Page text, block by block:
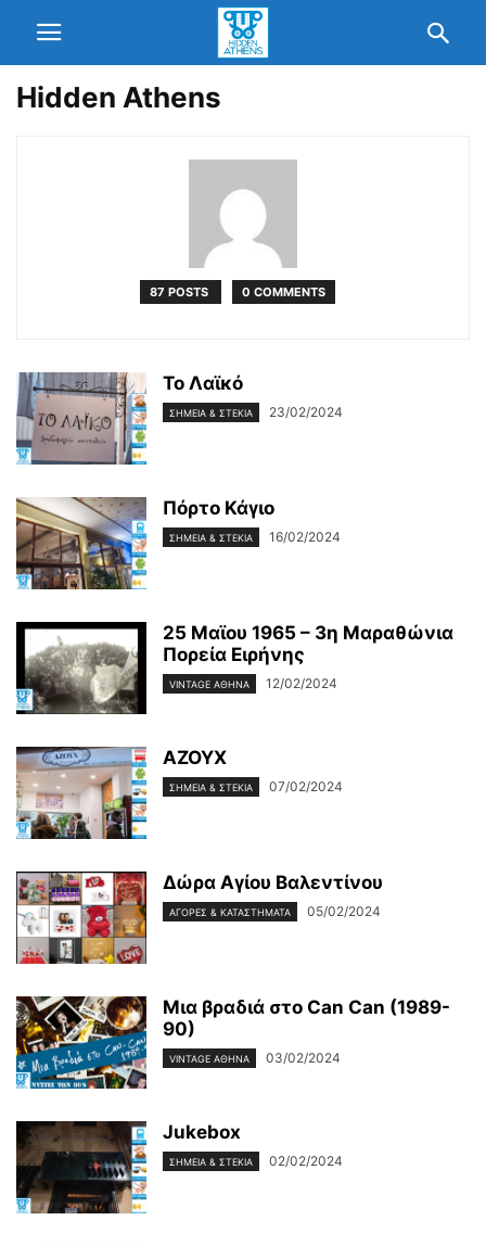
Hidden Athens
87 POSTS 0 COMMENTS
Το Λαϊκό
ΣΗΜΕΊΑ & ΣΤΈΚΙΑ 23/02/2024
Πόρτο Κάγιο
ΣΗΜΕΊΑ & ΣΤΈΚΙΑ 16/02/2024
25 Μαϊου 1965 – 3η Μαραθώνια
Πορεία Ειρήνης
VINTAGE ΑΘΉΝΑ 12/02/2024
ΑΖΟΥΧ
ΣΗΜΕΊΑ & ΣΤΈΚΙΑ 07/02/2024
Δώρα Αγίου Βαλεντίνου
ΑΓΟΡΈΣ & ΚΑΤΑΣΤΉΜΑΤΆ 05/02/2024
Μια βραδιά στο Can Can (1989-
90)
VINTAGE ΑΘΉΝΑ 03/02/2024
Jukebox
ΣΗΜΕΊΑ & ΣΤΈΚΙΑ 02/02/2024